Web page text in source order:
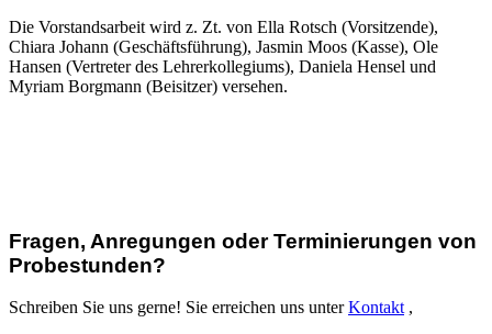
Die Vorstandsarbeit wird z. Zt. von Ella Rotsch (Vorsitzende),
Chiara Johann (Geschäftsführung), Jasmin Moos (Kasse), Ole
Hansen (Vertreter des Lehrerkollegiums), Daniela Hensel und
Myriam Borgmann (Beisitzer) versehen.
Fragen, Anregungen oder Terminierungen von
Probestunden?
Schreiben Sie uns gerne! Sie erreichen uns unterKontakt ,